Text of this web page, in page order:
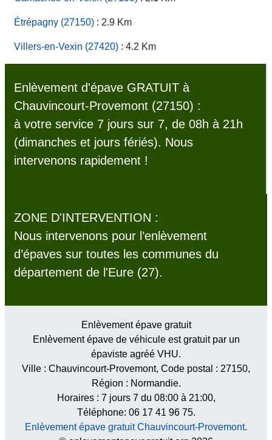
Étrépagny (27150) : 2.9 Km
Villers-en-Vexin (27420) : 4.2 Km
Enlèvement d'épave GRATUIT à
Chauvincourt-Provemont (27150) :
à votre service 7 jours sur 7, de 08h à 21h
(dimanches et jours fériés). Nous
intervenons rapidement !
ZONE D'INTERVENTION :
Nous intervenons pour l’enlèvement
d’épaves sur toutes les communes du
département de l'Eure (27).
Enlèvement épave gratuit
Enlèvement épave de véhicule est gratuit par un
épaviste agréé VHU.
Ville : Chauvincourt-Provemont, Code postal : 27150,
Région : Normandie.
Horaires : 7 jours 7 du 08:00 à 21:00,
Téléphone: 06 17 41 96 75.
Enlèvement épave gratuit Chauvincourt-Provemont.